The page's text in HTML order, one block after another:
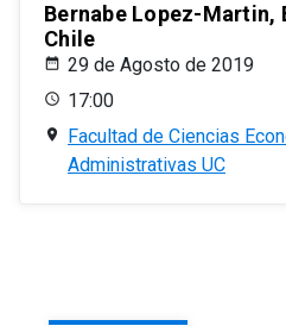
Bernabe Lopez-Martin,
Chile
29 de Agosto de 2019
17:00
Facultad de Ciencias
Administrativas UC